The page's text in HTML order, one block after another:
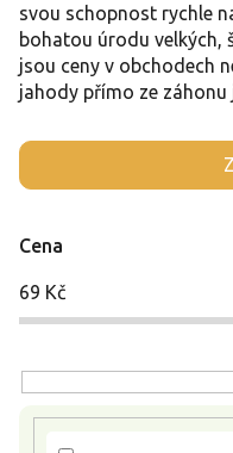
svou schopnost rychle
bohatou úrodu velkých,
jsou ceny v obchodech
jahody přímo ze záhonu
Cena
69 Kč
V
ý
s
p
u